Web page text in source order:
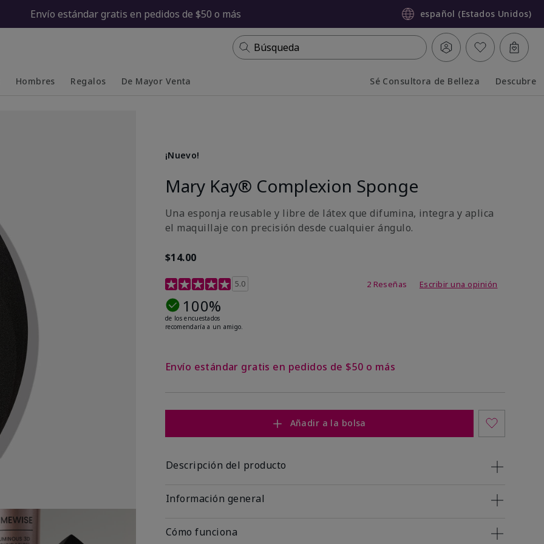
Envío estándar gratis en pedidos de $50 o más español (Estados Unidos)
Búsqueda
Hombres Regalos De Mayor Venta Sé Consultora de Belleza Descubre
¡Nuevo!
Mary Kay® Complexion Sponge
Una esponja reusable y libre de látex que difumina, integra y aplica
el maquillaje con precisión desde cualquier ángulo.
$14.00
Calificación de clientes de 5 de 5
5.0 2 Reseñas Escribir una opinión
100%
de los encuestados
recomendaría a un amigo.
Envío estándar gratis en pedidos de $50 o más
Añadir a la bolsa
Descripción del producto
Información general
Cómo funciona